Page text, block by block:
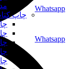
Whatsapp
Whatsapp
چاپ